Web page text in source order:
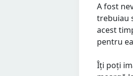
A fost
trebuiau
acest
pentru
Îți poți